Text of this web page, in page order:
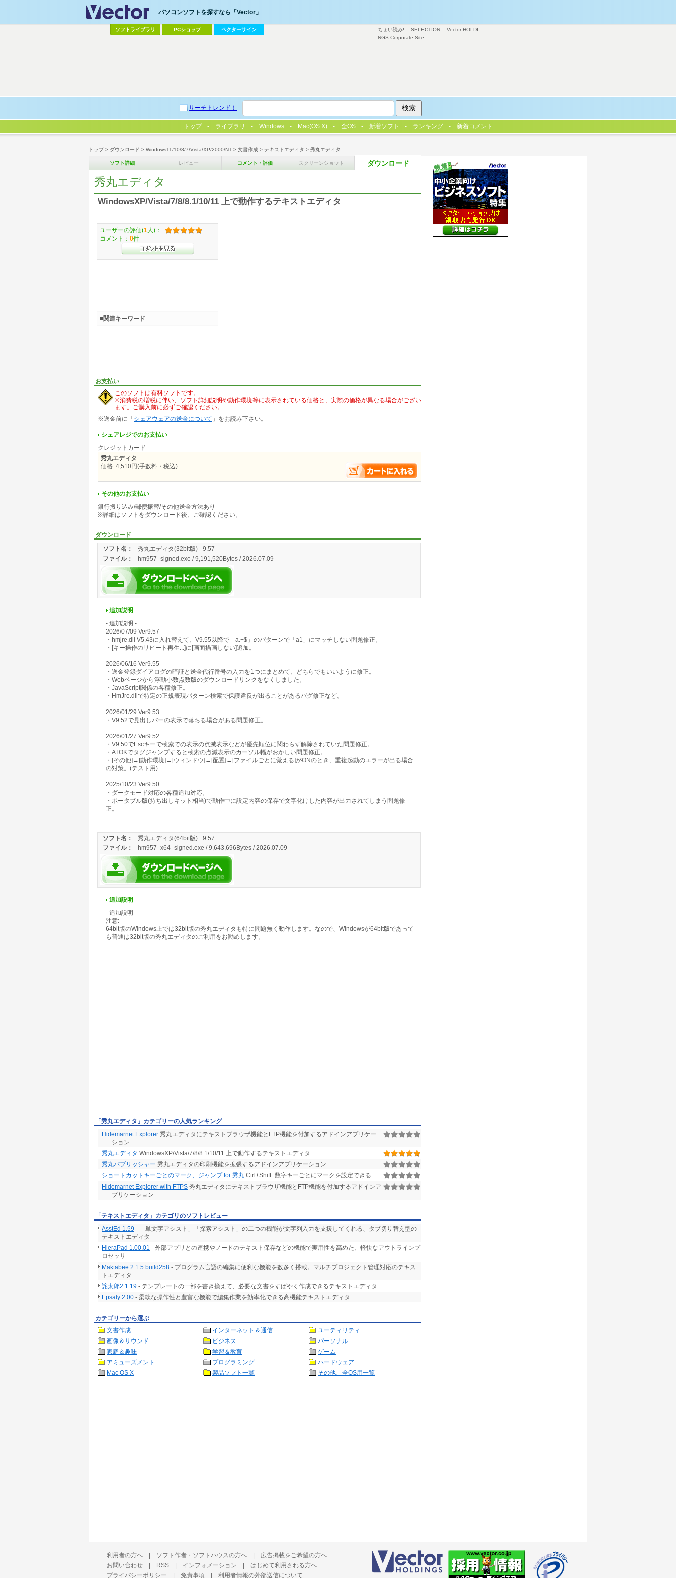
トップ> ダウンロード > Windows11/10/8/7/Vista/XP/2000/NT > 文書作成 > テキストエディタ > 秀丸エディタ
ソフト詳細 レビュー コメント・評価 スクリーンショット ダウンロード
秀丸エディタ
WindowsXP/Vista/7/8/8.1/10/11 上で動作するテキストエディタ
お支払い
このソフトは有料ソフトです。
※消費税の増税に伴い、ソフト詳細説明や動作環境等に表示されている価格と、実際の価格が異なる場合がござい
ます。ご購入前に必ずご確認ください。
※送金前に「シェアウェアの送金について 」をお読み下さい。
シェアレジでのお支払い
クレジットカード
秀丸エディタ
価格: 4,510円(手数料・税込)
その他のお支払い
銀行振り込み/郵便振替/その他送金方法あり
※詳細はソフトをダウンロード後、ご確認ください。
ダウンロード
ソフト名：
秀丸エディタ(32bit版) 9.57
ファイル： hm957_signed.exe / 9,191,520Bytes / 2026.07.09
追加説明
- 追加説明 -
2026/07/09 Ver9.57
・hmjre.dll V5.43に入れ替えて、V9.55以降で「a.+$」のパターンで「a1」にマッチしない問題修正。
・[キー操作のリピート再生...]に[画面描画しない]追加。
2026/06/16 Ver9.55
・送金登録ダイアログの暗証と送金代行番号の入力を1つにまとめて、どちらでもいいように修正。
・Webページから浮動小数点数版のダウンロードリンクをなくしました。
・JavaScript関係の各種修正。
・HmJre.dllで特定の正規表現パターン検索で保護違反が出ることがあるバグ修正など。
2026/01/29 Ver9.53
・V9.52で見出しバーの表示で落ちる場合がある問題修正。
2026/01/27 Ver9.52
・V9.50でEscキーで検索での表示の点滅表示などが優先順位に関わらず解除されていた問題修正。
・ATOKでタグジャンプすると検索の点滅表示のカーソル幅がおかしい問題修正。
・[その他]→[動作環境]→[ウィンドウ]→[配置]→[ファイルごとに覚える]がONのとき、重複起動のエラーが出る場合
の対策。(テスト用)
2025/10/23 Ver9.50
・ダークモード対応の各種追加対応。
・ポータブル版(持ち出しキット相当)で動作中に設定内容の保存で文字化けした内容が出力されてしまう問題修
正。
ソフト名： 秀丸エディタ(64bit版) 9.57
ファイル： hm957_x64_signed.exe / 9,643,696Bytes / 2026.07.09
追加説明
- 追加説明 -
注意:
64bit版のWindows上では32bit版の秀丸エディタも特に問題無く動作します。なので、Windowsが64bit版であって
も普通は32bit版の秀丸エディタのご利用をお勧めします。
ユーザーの評価(1 人)：
コメント： 0件
■関連キーワード
「秀丸エディタ」カテゴリーの人気ランキング
Hidemarnet Explorer 秀丸エディタにテキストブラウザ機能とFTP機能を付加するアドインアプリケー
ション
秀丸エディタ WindowsXP/Vista/7/8/8.1/10/11 上で動作するテキストエディタ
秀丸パブリッシャー 秀丸エディタの印刷機能を拡張するアドインアプリケーション
ショートカットキーごとのマーク、ジャンプ for 秀丸 Ctrl+Shift+数字キーごとにマークを設定できる
Hidemarnet Explorer with FTPS 秀丸エディタにテキストブラウザ機能とFTP機能を付加するアドインア
プリケーション
「テキストエディタ」カテゴリのソフトレビュー
AsstEd 1.59 - 「単文字アシスト」「探索アシスト」の二つの機能が文字列入力を支援してくれる、タブ切り替え型の
テキストエディタ
HieraPad 1.00.01 - 外部アプリとの連携やノードのテキスト保存などの機能で実用性を高めた、軽快なアウトラインプ
ロセッサ
Maktabee 2.1.5 build258 - プログラム言語の編集に便利な機能を数多く搭載。マルチプロジェクト管理対応のテキス
トエディタ
詫太郎2 1.19 - テンプレートの一部を書き換えて、必要な文書をすばやく作成できるテキストエディタ
Epsaly 2.00 - 柔軟な操作性と豊富な機能で編集作業を効率化できる高機能テキストエディタ
カテゴリーから選ぶ
文書作成
インターネット＆通信
ユーティリティ
画像＆サウンド
ビジネス
パーソナル
家庭＆趣味
学習＆教育
ゲーム
アミューズメント
プログラミング
ハードウェア
Mac OS X
製品ソフト一覧 その他、全OS用一覧
ちょい読み! SELECTION
Vector HOLDI
NGS Corporate Site
パソコンソフトを探すなら「Vector」
ソフトライブラリ PCショップ ベクターサイン
サーチトレンド！
トップ ライブラリ Windows Mac(OS X) 全OS 新着ソフト ランキング 新着コメント
利用者の方へ | ソフト作者・ソフトハウスの方へ | 広告掲載をご希望の方へ
お問い合わせ | RSS | インフォメーション | はじめて利用される方へ
プライバシーポリシー | 免責事項 | 利用者情報の外部送信について